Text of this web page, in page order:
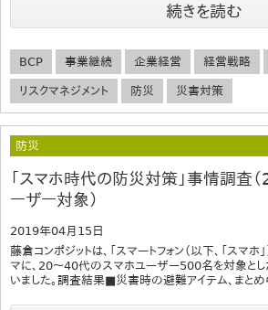
続きを読む
BCP 事業継続 企業経営 経営戦略
リスクマネジメント 防災 災害対策
防災
「スマホ時代の防災対策」事情調査
ーザー対象）
2019年04月15日
藤倉コンポジットは、「スマートフォン（以下、「スマ
マに、20～40代のスマホユーザー500名を対象とし
いました。調査結果■災害時の避難アイテム、まとめ